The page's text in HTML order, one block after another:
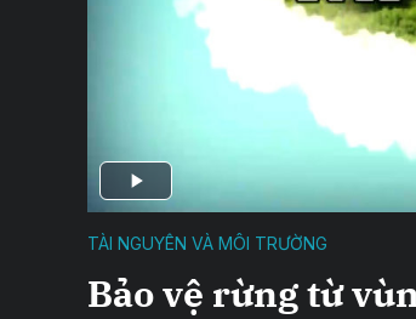
TÀI NGUYÊN VÀ MÔI TRƯỜNG
Bảo vệ rừng từ